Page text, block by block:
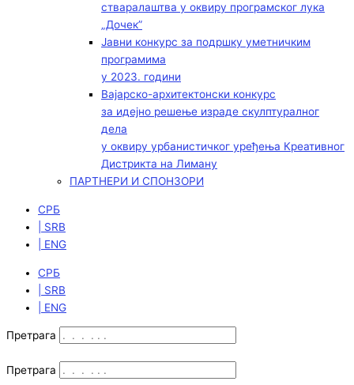
стваралаштва у оквиру програмског лука
„Дочек”
Јавни конкурс за подршку уметничким
програмима
у 2023. години
Вајарско-архитектонски конкурс
за идејно решење израде скулптуралног
дела
у оквиру урбанистичког уређења Креативног
Дистрикта на Лиману
ПАРТНЕРИ И СПОНЗОРИ
СРБ
| SRB
| ENG
СРБ
| SRB
| ENG
Претрага
Претрага